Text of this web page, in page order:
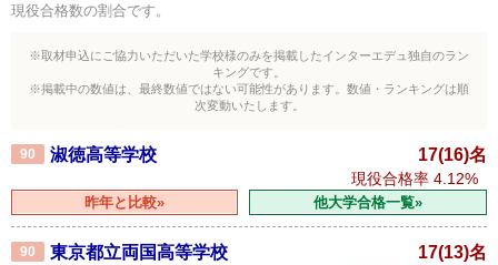
現役合格数の割合です。
※取材申込にご協力いただいた学校様のみを掲載したインターエデュ独自のラン
キングです。
※掲載中の数値は、最終数値ではない可能性があります。数値・ランキングは順
次変動いたします。
90 淑徳高等学校 17(16)名
現役合格率 4.12%
昨年と比較» 他大学合格一覧»
90 東京都立両国高等学校 17(13)名